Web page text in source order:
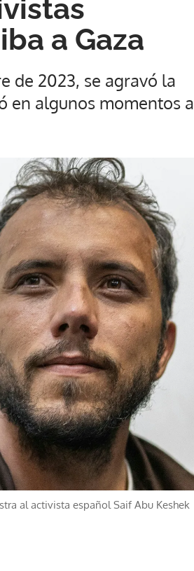
a Gaza
de 2023, se agravó la
en algunos momentos a
al activista español Saif Abu Keshek